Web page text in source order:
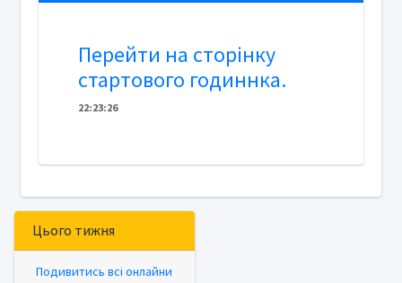
Перейти на сторінку
стартового годиннка.
22:23:26
Цього тижня
Подивитись всі онлайни